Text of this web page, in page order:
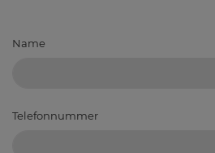
Name
Telefonnummer